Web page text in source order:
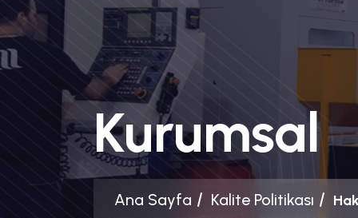
Kurumsal
Ana Sayfa Kalite Politikası